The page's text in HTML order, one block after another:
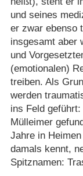
und seines
er zwar ebenso
insgesamt aber
und
(emotionalen)
treiben. Als
werden
ins Feld
Mülleimer
Jahre in
damals kennt,
Spitznamen: